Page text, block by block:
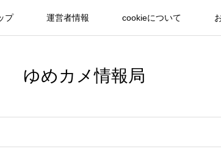
プ 運営者情報 cookieについて
ゆめカメ情報局